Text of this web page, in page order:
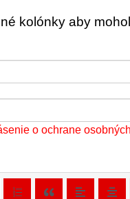
kolónky aby
o ochrane